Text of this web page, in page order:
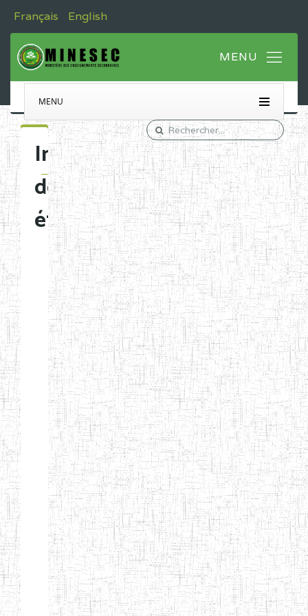
Français English
MENU
Immatriculation
des
établissements
Etablissements
d'enseignement
normal
ENI
Chercher:
Effacer les filtres
Denomination
Type